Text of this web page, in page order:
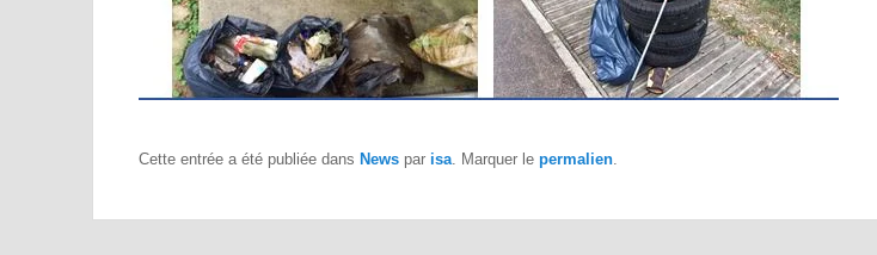
Cette entrée a été publiée dans News par isa. Marquer le permalien.